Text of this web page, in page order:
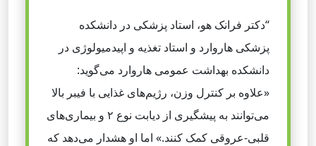
“دکتر فرانک هو، استاد پزشکی در دانشکده
پزشکی هاروارد و استاد تغذیه و اپیدمیولوژی در
دانشکده بهداشت عمومی هاروارد می‌گوید:
«علاوه بر کنترل وزن، رژیم‌های غذایی با فیبر بالا
می‌توانند به پیشگیری از دیابت نوع ۲ و بیماری‌های
قلبی-عروقی کمک کنند.» اما او هشدار می‌دهد که